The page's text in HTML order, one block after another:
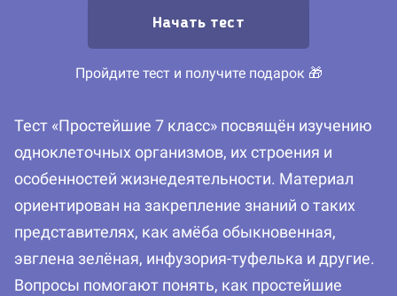
Начать тест
Пройдите тест и получите подарок 🎁
Тест «Простейшие 7 класс» посвящён изучению
одноклеточных организмов, их строения и
особенностей жизнедеятельности. Материал
ориентирован на закрепление знаний о таких
представителях, как амёба обыкновенная,
эвглена зелёная, инфузория-туфелька и другие.
Вопросы помогают понять, как простейшие